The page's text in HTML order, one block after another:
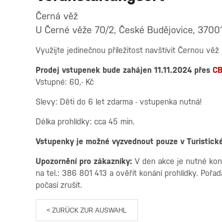
Černá věž
U Černé věže 70/2, České Budějovice,
Využijte jedinečnou příležitost navštívit Černou
Prodej vstupenek bude zahájen 11.11.2024 přes
Vstupné: 60,- Kč
Slevy: Děti do 6 let zdarma - vstupenka nutná!
Délka prohlídky: cca 45 min.
Vstupenky je možné vyzvednout pouze v
Upozornění pro zákazníky: V den akce je nutné
na tel.: 386 801 413 a ověřit konání prohlídky.
počasí zrušit.
< ZURÜCK ZUR AUSWAHL